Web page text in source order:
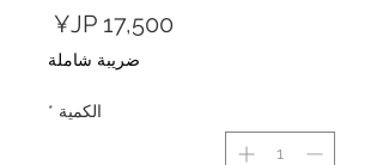
ضريبة شاملة
الكمية *